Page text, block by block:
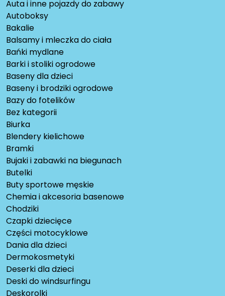
Auta i inne pojazdy do zabawy
Autoboksy
Bakalie
Balsamy i mleczka do ciała
Bańki mydlane
Barki i stoliki ogrodowe
Baseny dla dzieci
Baseny i brodziki ogrodowe
Bazy do fotelików
Bez kategorii
Biurka
Blendery kielichowe
Bramki
Bujaki i zabawki na biegunach
Butelki
Buty sportowe męskie
Chemia i akcesoria basenowe
Chodziki
Czapki dziecięce
Części motocyklowe
Dania dla dzieci
Dermokosmetyki
Deserki dla dzieci
Deski do windsurfingu
Deskorolki